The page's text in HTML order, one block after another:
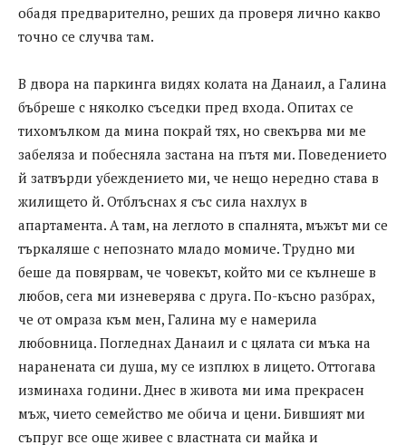
обадя предварително, реших да проверя лично какво
точно се случва там.
В двора на паркинга видях колата на Данаил, а Галина
бъбреше с няколко съседки пред входа. Опитах се
тихомълком да мина покрай тях, но свекърва ми ме
забеляза и побесняла застана на пътя ми. Поведението
й затвърди убеждението ми, че нещо нередно става в
жилището й. Отблъснах я със сила нахлух в
апартамента. А там, на леглото в спалнята, мъжът ми се
търкаляше с непознато младо момиче. Трудно ми
беше да повярвам, че човекът, който ми се кълнеше в
любов, сега ми изневерява с друга. По-късно разбрах,
че от омраза към мен, Галина му е намерила
любовница. Погледнах Данаил и с цялата си мъка на
наранената си душа, му се изплюх в лицето. Оттогава
изминаха години. Днес в живота ми има прекрасен
мъж, чието семейство ме обича и цени. Бившият ми
съпруг все още живее с властната си майка и